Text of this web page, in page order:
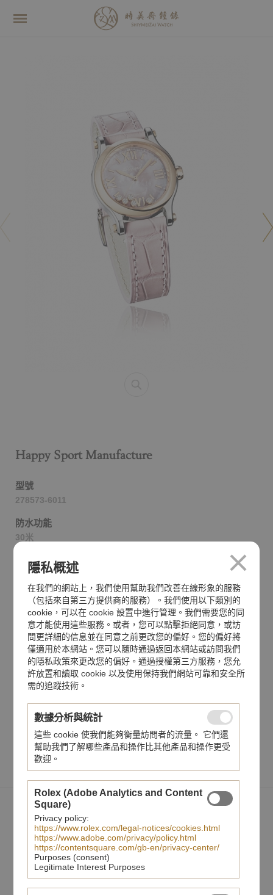
Happy Sport Manufacture
型號
278573-6011
防水功能
30米
機芯
自動上鍊機芯
動力儲備
42小時
錶帶
皮帶
錶面
珍珠母貝錶面
分享至
隱私概述
在我們的網站上，我們使用幫助我們改善在線形象的服務
（包括來自第三方提供商的服務）。我們使用以下類別的
cookie，可以在 cookie 設置中進行管理。我們需要您的同
意才能使用這些服務。或者，您可以點擊拒絕同意，或訪
問更詳細的信息並在同意之前更改您的偏好。您的偏好將
僅適用於本網站。您可以隨時通過返回本網站或訪問我們
的隱私政策來更改您的偏好。通過授權第三方服務，您允
許放置和讀取 cookie 以及使用保持我們網站可靠和安全所
需的追蹤技術。
數據分析與統計
這些 cookie 使我們能夠衡量訪問者的流量。 它們還
幫助我們了解哪些產品和操作比其他產品和操作更受
歡迎。
Rolex (Adobe Analytics and Content
Square)
Privacy policy:
https://www.rolex.com/legal-notices/cookies.html
https://www.adobe.com/privacy/policy.html
https://contentsquare.com/gb-en/privacy-center/
Purposes (consent)
Legitimate Interest Purposes